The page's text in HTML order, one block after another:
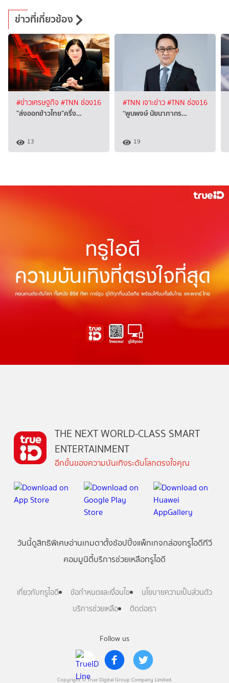
ข่าวที่เกี่ยวข้อง
#ข่าวเศรษฐกิจ #TNN ช่อง16
"ส่งออกข้าวไทย"ครึ่ง…
13
#TNN เจาะข่าว#TNN ช่อง16
“พูนพงษ์ นัยนาภากร…
19
Follow us
Copyright © True Digital Group Company Limited.
THE NEXT WORLD-CLASS SMART
ENTERTAINMENT
อีกขั้นของความบันเทิงระดับโลกตรงใจคุณ
วันนี้ดูสิทธิพิเศษอ่านเกมตาตั้งช้อปปิ้งแพ็กเกจกล่องทรูไอดีทีวี
คอมมูนิตี้บริการช่วยเหลือทรูไอดี
เกี่ยวกับทรูไอดี ข้อกำหนดและเงื่อนไข
นโยบายความเป็นส่วนตัว
บริการช่วยเหลือ
ติดต่อเรา